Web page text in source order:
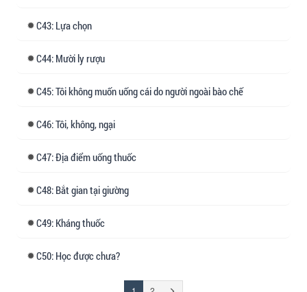
43: Lựa chọn
44: Mười ly rượu
45: Tôi không muốn uống cái do người ngoài bào chế
46: Tôi, không, ngại
47: Địa điểm uống thuốc
48: Bắt gian tại giường
49: Kháng thuốc
50: Học được chưa?
(đang Trang